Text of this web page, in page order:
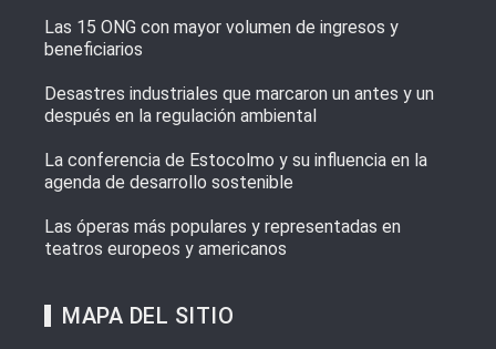
Las 15 ONG con mayor volumen de ingresos y
beneficiarios
Desastres industriales que marcaron un antes y un
después en la regulación ambiental
La conferencia de Estocolmo y su influencia en la
agenda de desarrollo sostenible
Las óperas más populares y representadas en
teatros europeos y americanos
MAPA DEL SITIO